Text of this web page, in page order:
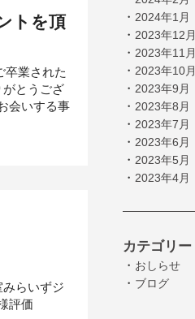
トを頂
卒業された
とうござ
会いする事
らいずジ
評価
・ 2024年1月
・ 2023年12月
・ 2023年11月
・ 2023年10月
・ 2023年9月
・ 2023年8月
・ 2023年7月
・ 2023年6月
・ 2023年5月
・ 2023年4月
カテゴリー
・ おしらせ
・ ブログ